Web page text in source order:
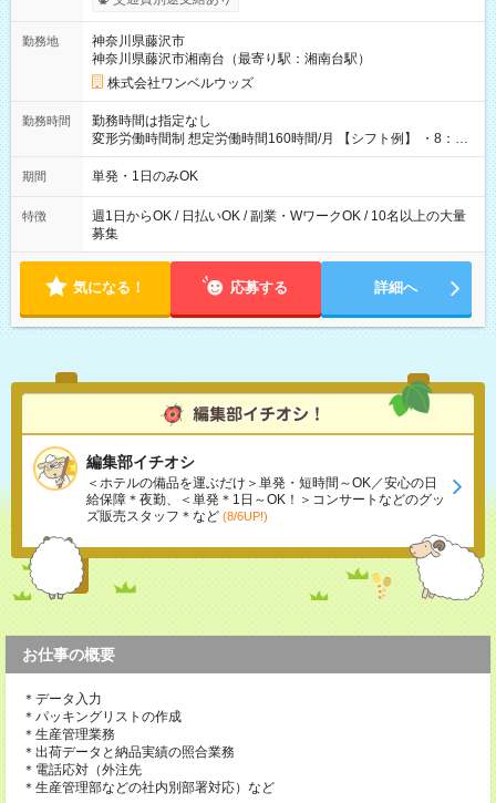
ンビニATMから 日払い分を引き落とせます！ 【試用期間】試
勤務地
神奈川県藤沢市
神奈川県藤沢市湘南台（最寄り駅：湘南台駅）
株式会社ワンベルウッズ
勤務時間
勤務時間は指定なし
変形労働時間制 想定労働時間160時間/月 【シフト例】 ・8：00
～21：00
期間 単発・1日のみOK
特徴
週1日からOK / 日払いOK / 副業・WワークOK / 10名以上の大量
募集
気になる！ 応募する 詳細へ
編集部イチオシ
＜ホテルの備品を運ぶだけ＞単発・短時間～OK／安心の日
給保障＊夜勤、＜単発＊1日～OK！＞コンサートなどのグッ
ズ販売スタッフ＊など (8/6UP!)
お仕事の概要
＊データ入力
＊パッキングリストの作成
＊生産管理業務
＊出荷データと納品実績の照合業務
＊電話応対（外注先
＊生産管理部などの社内別部署対応）など